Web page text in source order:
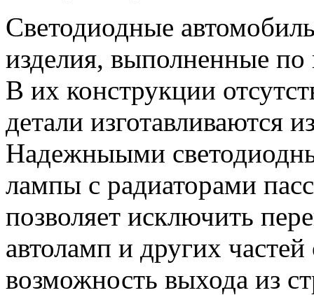
Светодиодные
изделия, выполненные
В их конструкции
детали изготавливаются
Надежныыми
лампы с радиаторами
позволяет исключить
автоламп и других
возможность выхода из